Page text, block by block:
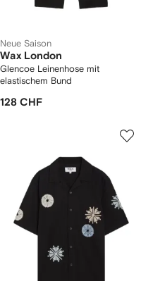
Neue Saison
Wax London
Glencoe Leinenhose mit
elastischem Bund
128 CHF